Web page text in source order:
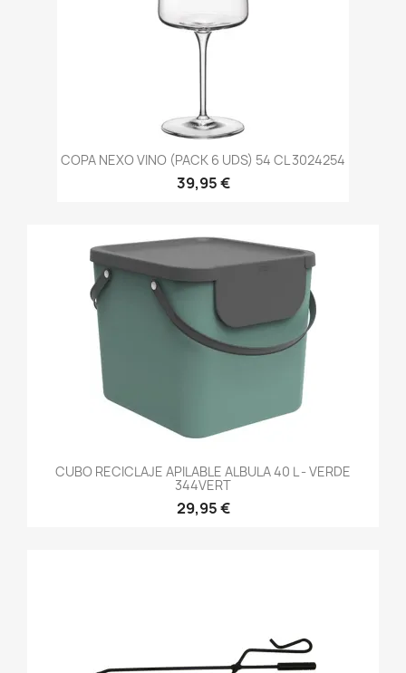
COPA NEXO VINO (PACK 6 UDS) 54 CL 3024254
39,95 €
CUBO RECICLAJE APILABLE ALBULA 40 L - VERDE
344VERT
29,95 €